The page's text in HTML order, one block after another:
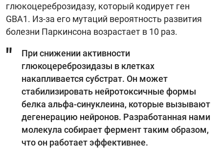
глюкоцереброзидазу, который кодирует ген
GBA1. Из-за его мутаций вероятность развития
болезни Паркинсона возрастает в 10 раз.
При снижении активности
глюкоцереброзидазы в клетках
накапливается субстрат. Он может
стабилизировать нейротоксичные формы
белка альфа-синуклеина, которые вызывают
дегенерацию нейронов. Разработанная нами
молекула собирает фермент таким образом,
что он работает эффективнее.